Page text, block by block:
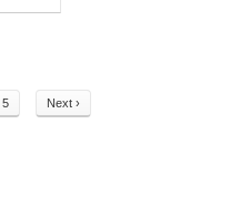
5 Next ›